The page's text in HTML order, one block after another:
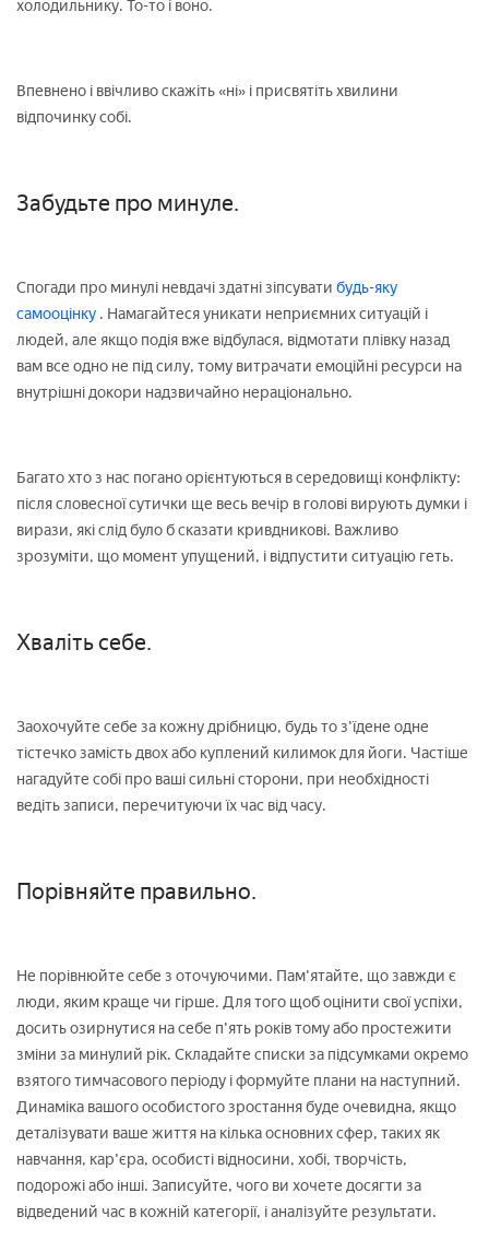
холодильнику. То-то і воно.
Впевнено і ввічливо скажіть «ні» і присвятіть хвилини
відпочинку собі.
Забудьте про минуле.
Спогади про минулі невдачі здатні зіпсувати будь-яку
самооцінку . Намагайтеся уникати неприємних ситуацій і
людей, але якщо подія вже відбулася, відмотати плівку назад
вам все одно не під силу, тому витрачати емоційні ресурси на
внутрішні докори надзвичайно нераціонально.
Багато хто з нас погано орієнтуються в середовищі конфлікту:
після словесної сутички ще весь вечір в голові вирують думки і
вирази, які слід було б сказати кривдникові. Важливо
зрозуміти, що момент упущений, і відпустити ситуацію геть.
Хваліть себе.
Заохочуйте себе за кожну дрібницю, будь то з'їдене одне
тістечко замість двох або куплений килимок для йоги. Частіше
нагадуйте собі про ваші сильні сторони, при необхідності
ведіть записи, перечитуючи їх час від часу.
Порівняйте правильно.
Не порівнюйте себе з оточуючими. Пам'ятайте, що завжди є
люди, яким краще чи гірше. Для того щоб оцінити свої успіхи,
досить озирнутися на себе п'ять років тому або простежити
зміни за минулий рік. Складайте списки за підсумками окремо
взятого тимчасового періоду і формуйте плани на наступний.
Динаміка вашого особистого зростання буде очевидна, якщо
деталізувати ваше життя на кілька основних сфер, таких як
навчання, кар'єра, особисті відносини, хобі, творчість,
подорожі або інші. Записуйте, чого ви хочете досягти за
відведений час в кожній категорії, і аналізуйте результати.